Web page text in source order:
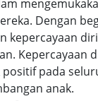
Dengan
kepercayaan
Kepercayaan
pada
anak.